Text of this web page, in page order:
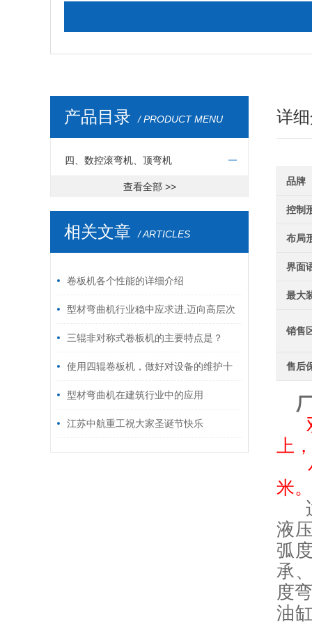
产品目录 / PRODUCT MENU
四、数控滚弯机、顶弯机
查看全部 >>
相关文章 / ARTICLES
卷板机各个性能的详细介绍
型材弯曲机行业稳中应求进,迈向高层次
三辊非对称式卷板机的主要特点是？
使用四辊卷板机，做好对设备的维护十
分重要！
型材弯曲机在建筑行业中的应用
江苏中航重工祝大家圣诞节快乐
详
品牌
控制
布局
界面
最大
销售
售后
上
米。
液
弧
承
度
油